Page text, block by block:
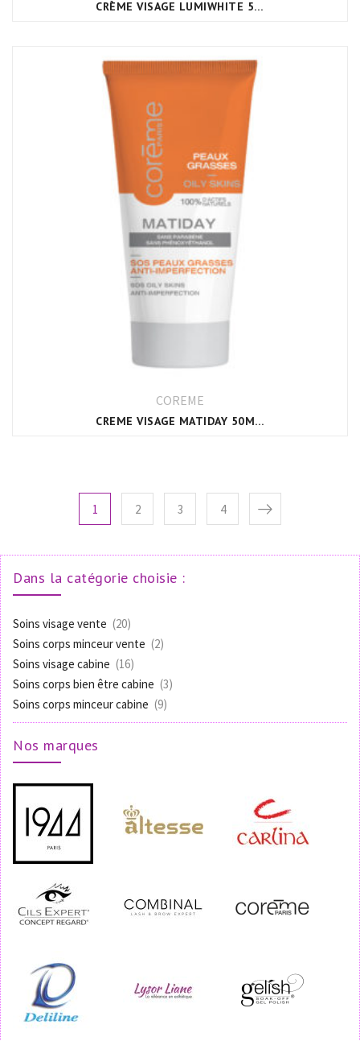
CRÈME VISAGE LUMIWHITE 50ML CORÈME
COREME
CREME VISAGE MATIDAY 50ML (PX GRASSES)
1 2 3 4
Dans la catégorie choisie :
Soins visage vente (20)
Soins corps minceur vente (2)
Soins visage cabine (16)
Soins corps bien être cabine (3)
Soins corps minceur cabine (9)
Nos marques